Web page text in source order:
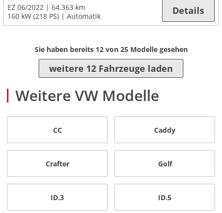
EZ 06/2022
64.363 km
160 kW (218 PS)
Automatik Details
Sie haben bereits 12von 25Modelle gesehen
weitere 12 Fahrzeuge laden
Weitere VW Modelle
CC Caddy
Crafter Golf
ID.3 ID.5